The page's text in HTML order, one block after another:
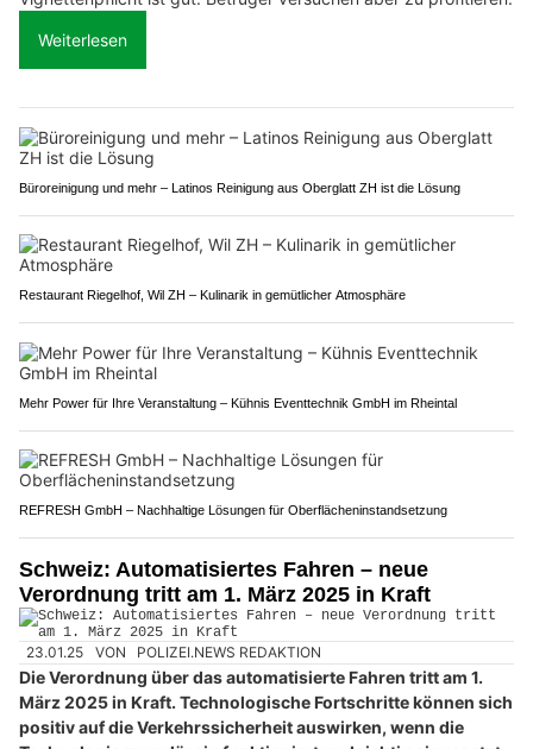
Weiterlesen
Büroreinigung und mehr – Latinos Reinigung aus Oberglatt ZH ist die Lösung
Restaurant Riegelhof, Wil ZH – Kulinarik in gemütlicher Atmosphäre
Mehr Power für Ihre Veranstaltung – Kühnis Eventtechnik GmbH im Rheintal
REFRESH GmbH – Nachhaltige Lösungen für Oberflächeninstandsetzung
Schweiz: Automatisiertes Fahren – neue
Verordnung tritt am 1. März 2025 in Kraft
23.01.25 VON POLIZEI.NEWS REDAKTION
Die Verordnung über das automatisierte Fahren tritt am 1.
März 2025 in Kraft. Technologische Fortschritte können sich
positiv auf die Verkehrssicherheit auswirken, wenn die